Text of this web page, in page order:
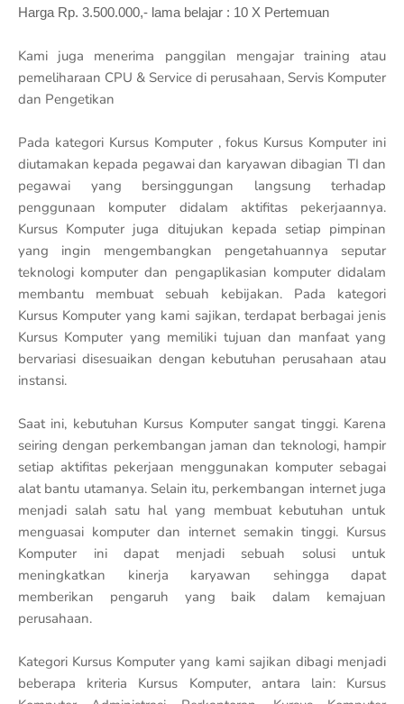
Harga Rp. 3.500.000,- lama belajar : 10 X Pertemuan
Kami juga menerima panggilan mengajar training atau
pemeliharaan CPU & Service di perusahaan, Servis Komputer
dan Pengetikan
Pada kategori Kursus Komputer , fokus Kursus Komputer ini
diutamakan kepada pegawai dan karyawan dibagian TI dan
pegawai yang bersinggungan langsung terhadap
penggunaan komputer didalam aktifitas pekerjaannya.
Kursus Komputer juga ditujukan kepada setiap pimpinan
yang ingin mengembangkan pengetahuannya seputar
teknologi komputer dan pengaplikasian komputer didalam
membantu membuat sebuah kebijakan. Pada kategori
Kursus Komputer yang kami sajikan, terdapat berbagai jenis
Kursus Komputer yang memiliki tujuan dan manfaat yang
bervariasi disesuaikan dengan kebutuhan perusahaan atau
instansi.
Saat ini, kebutuhan Kursus Komputer sangat tinggi. Karena
seiring dengan perkembangan jaman dan teknologi, hampir
setiap aktifitas pekerjaan menggunakan komputer sebagai
alat bantu utamanya. Selain itu, perkembangan internet juga
menjadi salah satu hal yang membuat kebutuhan untuk
menguasai komputer dan internet semakin tinggi. Kursus
Komputer ini dapat menjadi sebuah solusi untuk
meningkatkan kinerja karyawan sehingga dapat
memberikan pengaruh yang baik dalam kemajuan
perusahaan.
Kategori Kursus Komputer yang kami sajikan dibagi menjadi
beberapa kriteria Kursus Komputer, antara lain: Kursus